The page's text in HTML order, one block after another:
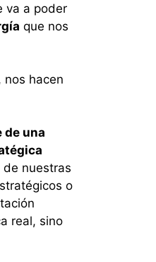
va a poder
que nos
nos hacen
de una
nuestras
o
real, sino